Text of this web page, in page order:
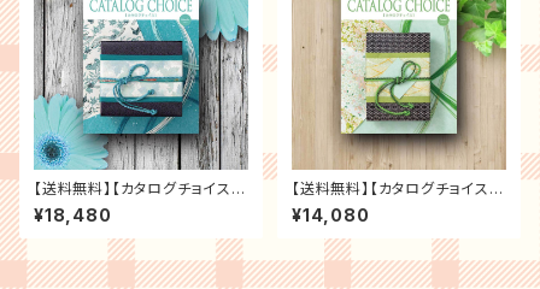
【送料無料】【カタログチョイス】
カタログギフト [ゴブラン] ギフト
お返し 内祝い 香典返し 結婚祝
い 引出物 グルメ 出産祝い 新築
祝い 各種お祝いなど ギフト プ
レゼント カタログギフト
¥18,480
【送料無料】【カタログチョイス】
カタログギフト [ツイード]ギフト
お返し 内祝い 香典返し 結婚祝
い 引出物 グルメ 出産祝い 新築
祝い 各種お祝いなど ギフト プ
レゼント カタログギフト
¥14,080